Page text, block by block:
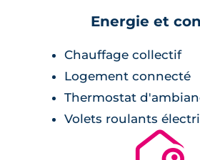
Energie et
Chauffage collectif
Logement connecté
Thermostat
Volets roulants